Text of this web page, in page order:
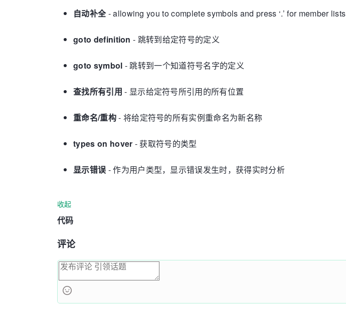
自动补全- allowing you to complete symbols and press ‘.’ for member lists
goto definition - 跳转到给定符号的定义
goto symbol - 跳转到一个知道符号名字的定义
查找所有引用 - 显示给定符号所引用的所有位置
重命名/重构- 将给定符号的所有实例重命名为新名称
types on hover - 获取符号的类型
显示错误 - 作为用户类型，显示错误发生时，获得实时分析
收起
代码
评论